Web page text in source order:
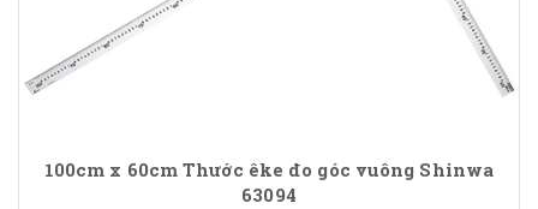
100cm x 60cm Thước êke đo góc vuông Shinwa
63094